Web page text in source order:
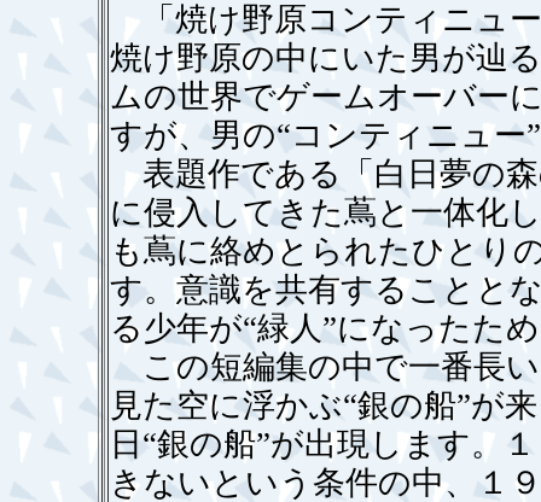
「焼け野原コンティニュ
焼け野原の中にいた男が辿
ムの世界でゲームオーバー
すが、男の“コンティニュ
表題作である「白日夢の
に侵入してきた蔦と一体化
も蔦に絡めとられたひとり
す。意識を共有することと
る少年が“緑人”になったた
この短編集の中で一番長
見た空に浮かぶ“銀の船”が
日“銀の船”が出現します。
きないという条件の中、１